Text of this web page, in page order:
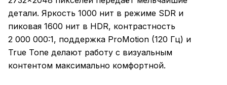
детали. Яркость 1000 нит в режиме SDR и
пиковая 1600 нит в HDR, контрастность
2 000 000:1, поддержка ProMotion (120 Гц) и
True Tone делают работу с визуальным
контентом максимально комфортной.